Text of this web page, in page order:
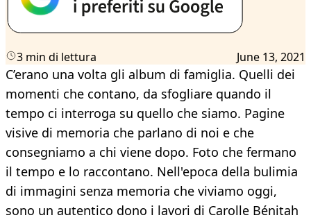
3 min di lettura June 13, 2021
C’erano una volta gli album di famiglia. Quelli dei
momenti che contano, da sfogliare quando il
tempo ci interroga su quello che siamo. Pagine
visive di memoria che parlano di noi e che
consegniamo a chi viene dopo. Foto che fermano
il tempo e lo raccontano. Nell'epoca della bulimia
di immagini senza memoria che viviamo oggi,
sono un autentico dono i lavori di Carolle Bénitah